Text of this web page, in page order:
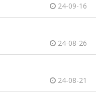
24-09-16
24-08-26
24-08-21